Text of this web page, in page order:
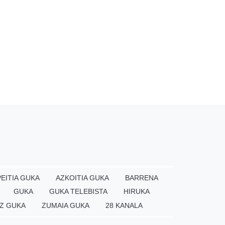
GUKA AZKOITIA GUKA
BARRENA
GUKA
GUKA TELEBISTA
HIRUKA
GUKA
ZUMAIA GUKA 28 KANALA